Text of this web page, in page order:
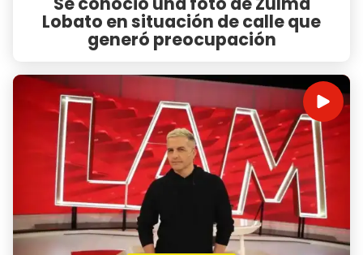
Lobato en situación de calle que
generó preocupación